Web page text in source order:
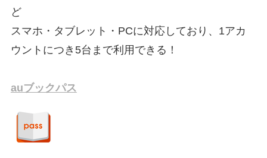
ど
スマホ・タブレット・PCに対応しており、1アカ
ウントにつき5台まで利用できる！
auブックパス